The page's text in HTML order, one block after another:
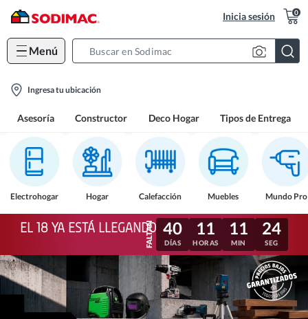
Inicia sesión 0
Menú
location-
Ingresa tu ubicación
Asesoría Constructor Deco Hogar Tipos de Entrega
Electrohogar Hogar Calefacción Muebles Mundo Pro
EL 18 YA ESTÁ LLEGANDO 40
DÍAS
11
HORAS
11
MIN
22
SEG